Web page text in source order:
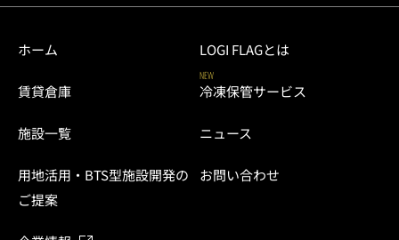
ホーム LOGI FLAGとは
賃貸倉庫
NEW
冷凍保管サービス
施設一覧 ニュース
用地活用・BTS型施設開発の
ご提案
お問い合わせ